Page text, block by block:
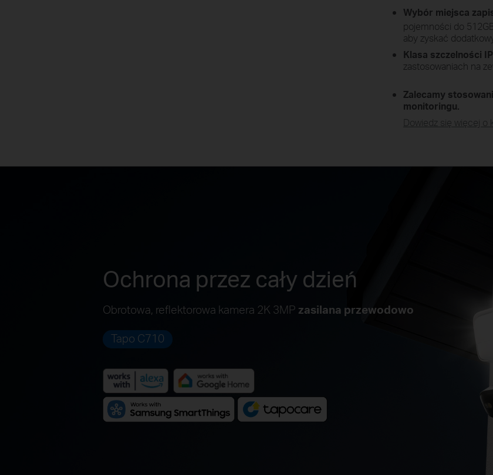
Wybór miejsca
pojemności do
aby zyskać
Klasa szczelności
zastosowaniach na
Zalecamy
monitoringu.
Dowiedz się więcej
Ochrona przez cały dzień
Obrotowa, reflektorowa kamera 2K 3MP zasilana przewodowo
Tapo C710